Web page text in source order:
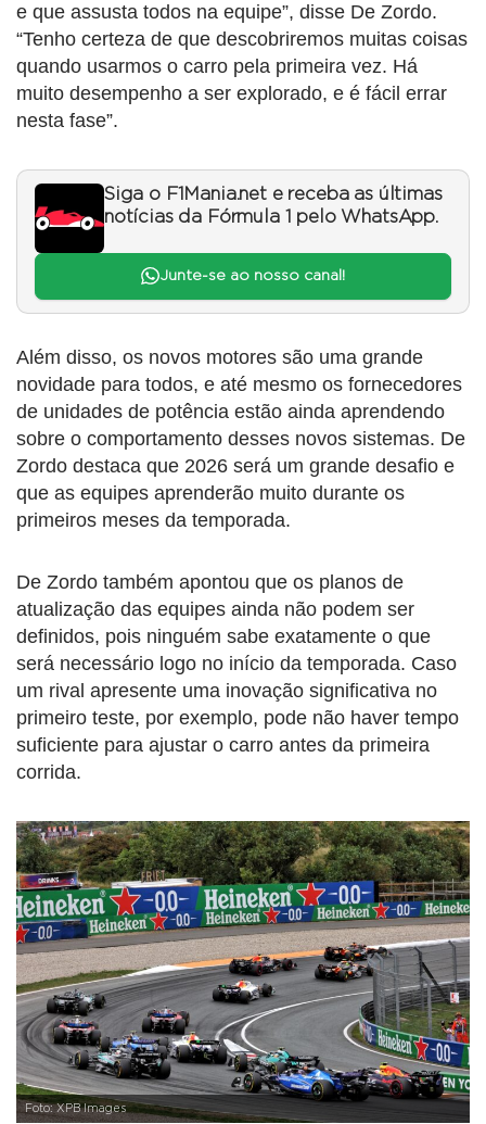
e que assusta todos na equipe”, disse De Zordo.
“Tenho certeza de que descobriremos muitas coisas
quando usarmos o carro pela primeira vez. Há
muito desempenho a ser explorado, e é fácil errar
nesta fase”.
Siga o F1Mania.net e receba as últimas
notícias da Fórmula 1 pelo WhatsApp.
Junte-se ao nosso canal!
Além disso, os novos motores são uma grande
novidade para todos, e até mesmo os fornecedores
de unidades de potência estão ainda aprendendo
sobre o comportamento desses novos sistemas. De
Zordo destaca que 2026 será um grande desafio e
que as equipes aprenderão muito durante os
primeiros meses da temporada.
De Zordo também apontou que os planos de
atualização das equipes ainda não podem ser
definidos, pois ninguém sabe exatamente o que
será necessário logo no início da temporada. Caso
um rival apresente uma inovação significativa no
primeiro teste, por exemplo, pode não haver tempo
suficiente para ajustar o carro antes da primeira
corrida.
Foto: XPB Images